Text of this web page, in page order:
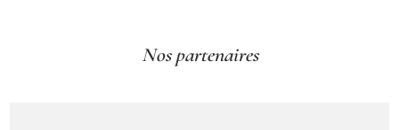
Nos partenaires